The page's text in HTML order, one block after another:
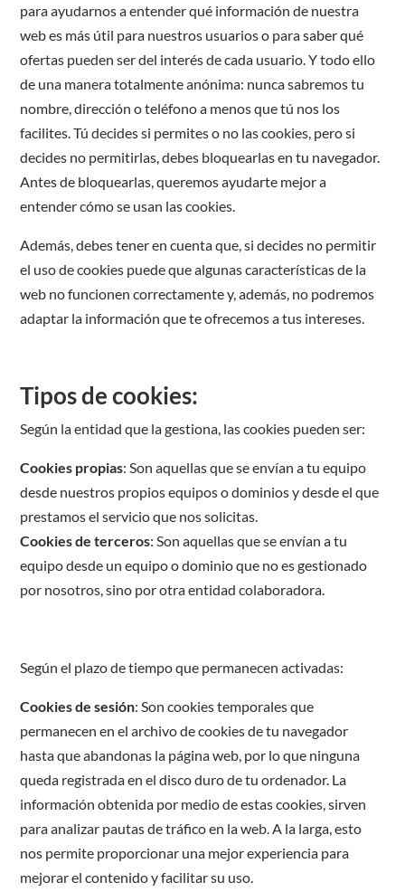
para ayudarnos a entender qué información de nuestra
web es más útil para nuestros usuarios o para saber qué
ofertas pueden ser del interés de cada usuario. Y todo ello
de una manera totalmente anónima: nunca sabremos tu
nombre, dirección o teléfono a menos que tú nos los
facilites. Tú decides si permites o no las cookies, pero si
decides no permitirlas, debes bloquearlas en tu navegador.
Antes de bloquearlas, queremos ayudarte mejor a
entender cómo se usan las cookies.
Además, debes tener en cuenta que, si decides no permitir
el uso de cookies puede que algunas características de la
web no funcionen correctamente y, además, no podremos
adaptar la información que te ofrecemos a tus intereses.
Tipos de cookies:
Según la entidad que la gestiona, las cookies pueden ser:
Cookies propias: Son aquellas que se envían a tu equipo
desde nuestros propios equipos o dominios y desde el que
prestamos el servicio que nos solicitas.
Cookies de terceros: Son aquellas que se envían a tu
equipo desde un equipo o dominio que no es gestionado
por nosotros, sino por otra entidad colaboradora.
Según el plazo de tiempo que permanecen activadas:
Cookies de sesión: Son cookies temporales que
permanecen en el archivo de cookies de tu navegador
hasta que abandonas la página web, por lo que ninguna
queda registrada en el disco duro de tu ordenador. La
información obtenida por medio de estas cookies, sirven
para analizar pautas de tráfico en la web. A la larga, esto
nos permite proporcionar una mejor experiencia para
mejorar el contenido y facilitar su uso.